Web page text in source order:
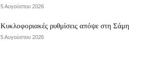
5 Αυγούστου 2026
Κυκλοφοριακές ρυθμίσεις απόψε στη Σάμη
5 Αυγούστου 2026